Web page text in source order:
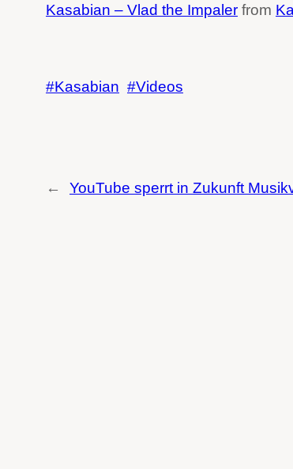
Kasabian – Vlad the Impaler from
Kasabian Videos
← YouTube sperrt in Zukunft